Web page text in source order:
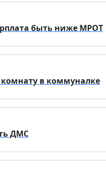
быть ниже МРОТ
в коммуналке
ДМС